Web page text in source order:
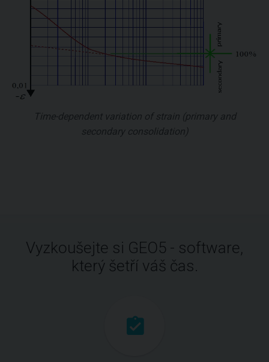
Time-dependent variation of strain (primary and
secondary consolidation)
Vyzkoušejte si GEO5 - software,
který šetří váš čas.